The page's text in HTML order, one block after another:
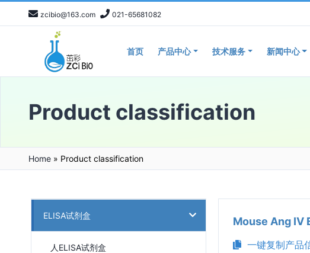
zcibio@163.com 021-65681082
首页 产品中心 技术服务 新闻中心
Product classification
Home » Product classification
Mouse Ang IV
一键复制产品
ELISA试剂盒
人ELISA试剂盒